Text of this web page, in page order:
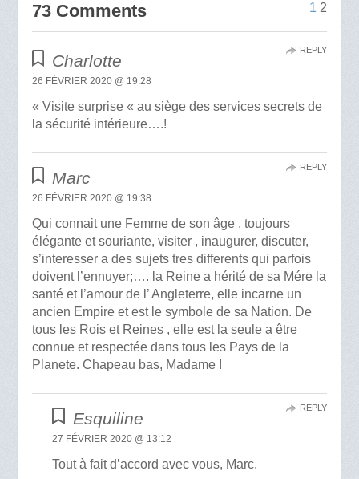
73 Comments 1 2
Charlotte
26 FÉVRIER 2020 @ 19:28
« Visite surprise « au siège des services secrets de
la sécurité intérieure….!
REPLY
Marc
26 FÉVRIER 2020 @ 19:38
Qui connait une Femme de son âge , toujours
élégante et souriante, visiter , inaugurer, discuter,
s’interesser a des sujets tres differents qui parfois
doivent l’ennuyer;…. la Reine a hérité de sa Mére la
santé et l’amour de l’ Angleterre, elle incarne un
ancien Empire et est le symbole de sa Nation. De
tous les Rois et Reines , elle est la seule a être
connue et respectée dans tous les Pays de la
Planete. Chapeau bas, Madame !
REPLY
Esquiline
27 FÉVRIER 2020 @ 13:12
Tout à fait d’accord avec vous, Marc.
REPLY